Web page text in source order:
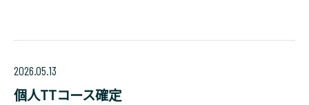
2026.05.13
個人TTコース確定